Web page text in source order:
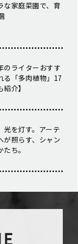
な家庭菜園で、育
のライターおすす
る「多肉植物」17
介】
光を灯す。アーテ
が照らす、シャン
ち。